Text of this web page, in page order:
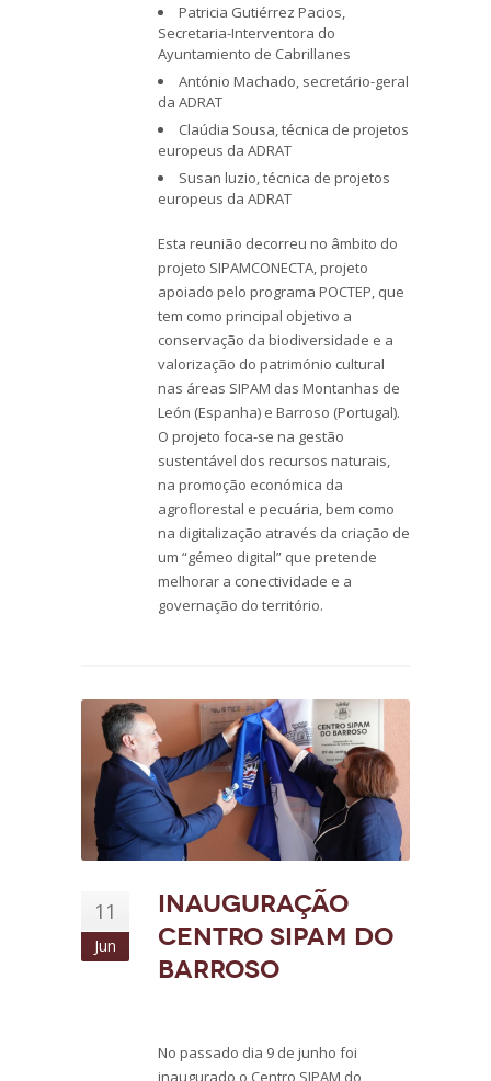
Patricia Gutiérrez Pacios,
Secretaria-Interventora do
Ayuntamiento de Cabrillanes
António Machado, secretário-geral
da ADRAT
Claúdia Sousa, técnica de projetos
europeus da ADRAT
Susan luzio, técnica de projetos
europeus da ADRAT
Esta reunião decorreu no âmbito do
projeto SIPAMCONECTA, projeto
apoiado pelo programa POCTEP, que
tem como principal objetivo a
conservação da biodiversidade e a
valorização do património cultural
nas áreas SIPAM das Montanhas de
León (Espanha) e Barroso (Portugal).
O projeto foca-se na gestão
sustentável dos recursos naturais,
na promoção económica da
agroflorestal e pecuária, bem como
na digitalização através da criação de
um “gémeo digital” que pretende
melhorar a conectividade e a
governação do território.
11
Jun
Inauguração
Centro SIPAM do
Barroso
No passado dia 9 de junho foi
inaugurado o Centro SIPAM do